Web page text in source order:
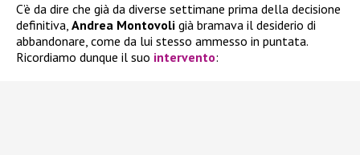
C’è da dire che già da diverse settimane prima della decisione
definitiva, Andrea Montovoli già bramava il desiderio di
abbandonare, come da lui stesso ammesso in puntata.
Ricordiamo dunque il suo intervento: